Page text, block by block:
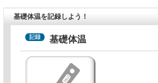
基礎体温を記録しよう！
基礎体温